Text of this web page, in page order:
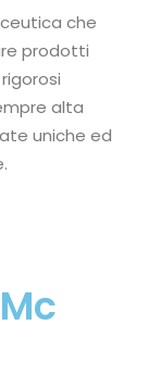
che
prodotti
alta
uniche ed